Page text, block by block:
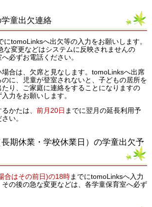
童出欠連絡
にtomoLinksへ出欠等の入力をお願いします。
な変更などはシステムに反映されませんの
必ずお電話ください。
合は、欠席と見なします。tomoLinksへ出席
のに、児童が登室されないと、子どもの居所を
り、ご家庭に連絡をすることになりますの
力をお願いします。
かたは、 前月20日 までに翌月の延長利用予
い。
期休業・学校休業日）の学童出欠予
合はその前日)の18時までにtomoLinksへ入力
の後の急な変更などは、各学童保育室へ必ず